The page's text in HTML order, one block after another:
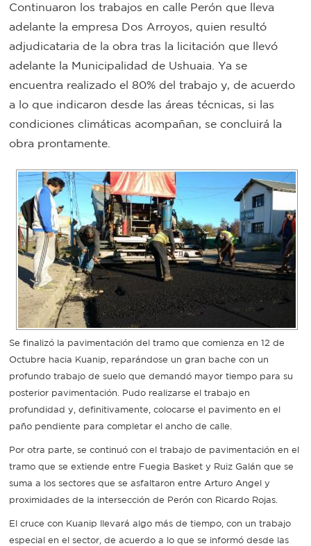
Rentas
Municipal
bondi
Boleto
estudiantil
Recorrido
colectivos
Recarga
SUBE
municipal
Continuaron los trabajos en calle Perón que lleva
adelante la empresa Dos Arroyos, quien resultó
adjudicataria de la obra tras la licitación que llevó
adelante la Municipalidad de Ushuaia. Ya se
encuentra realizado el 80% del trabajo y, de acuerdo
a lo que indicaron desde las áreas técnicas, si las
condiciones climáticas acompañan, se concluirá la
obra prontamente.
Se finalizó la pavimentación del tramo que comienza en 12 de
Octubre hacia Kuanip, reparándose un gran bache con un
profundo trabajo de suelo que demandó mayor tiempo para su
posterior pavimentación. Pudo realizarse el trabajo en
profundidad y, definitivamente, colocarse el pavimento en el
paño pendiente para completar el ancho de calle.
Por otra parte, se continuó con el trabajo de pavimentación en el
tramo que se extiende entre Fuegia Basket y Ruiz Galán que se
suma a los sectores que se asfaltaron entre Arturo Angel y
proximidades de la intersección de Perón con Ricardo Rojas.
El cruce con Kuanip llevará algo más de tiempo, con un trabajo
especial en el sector, de acuerdo a lo que se informó desde las